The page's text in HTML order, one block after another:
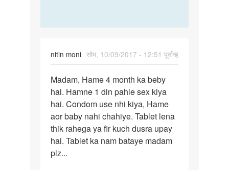
nitin moni सोम, 10/09/2017 - 12:51 पूर्वान्ह
Madam,
…
Madam, Hame 4 month ka beby
hai. Hamne 1 din pahle sex kiya
hai. Condom use nhi kiya, Hame
aor baby nahi chahiye. Tablet lena
thik rahega ya fir kuch dusra upay
hai. Tablet ka nam bataye madam
plz...